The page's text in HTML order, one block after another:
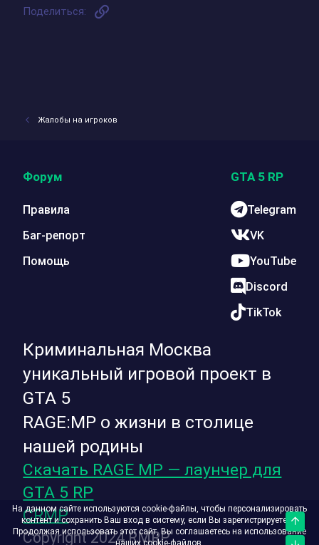
Поделиться:
Жалобы на игроков
Криминальная Москва
уникальный игровой проект в
GTA 5
RAGE:MP о жизни в столице
нашей родины
Скачать RAGE MP — лаунчер для
GTA 5 RP
CRMP
Copyright 2024 RMRP
Форум
Правила
Баг-репорт
Помощь
GTA 5 RP
Telegram
VK
YouTube
Discord
TikTok
На данном сайте используются cookie-файлы, чтобы персонализировать
контент и сохранить Ваш вход в систему, если Вы зарегистрируетесь.
Продолжая использовать этот сайт, Вы соглашаетесь на использование
наших cookie-файлов.
Верх